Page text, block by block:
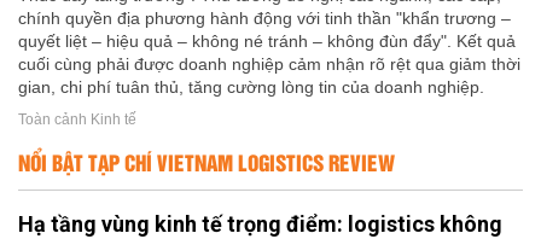
chính quyền địa phương hành động với tinh thần "khẩn trương –
quyết liệt – hiệu quả – không né tránh – không đùn đẩy". Kết quả
cuối cùng phải được doanh nghiệp cảm nhận rõ rệt qua giảm thời
gian, chi phí tuân thủ, tăng cường lòng tin của doanh nghiệp.
Toàn cảnh Kinh tế
NỔI BẬT TẠP CHÍ VIETNAM LOGISTICS REVIEW
Hạ tầng vùng kinh tế trọng điểm: logistics không